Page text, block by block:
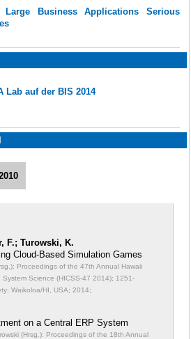
Large Business Applications Serious
Lab auf der BIS 2014
F.; Turowski, K.
Cloud-Based Simulation Games
Proceedings of the 47th Annual Hawaii
Science (HICSS-47 2014); 1251-
Waikoloa/HI, USA; 2014;
on a Central ERP System
(Hrsg.): Proceedings of the 18th Annual